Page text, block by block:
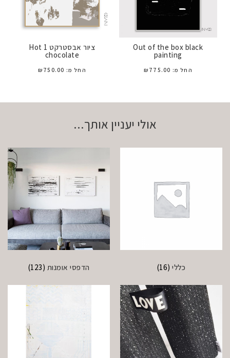
Out of the box black
painting
החל מ: ₪ 775.00
ציור אבסטרקט 1 Hot
chocolate
החל מ: ₪ 750.00
אולי יעניין אותך...
כללי (16) הדפסי אומנות (123)